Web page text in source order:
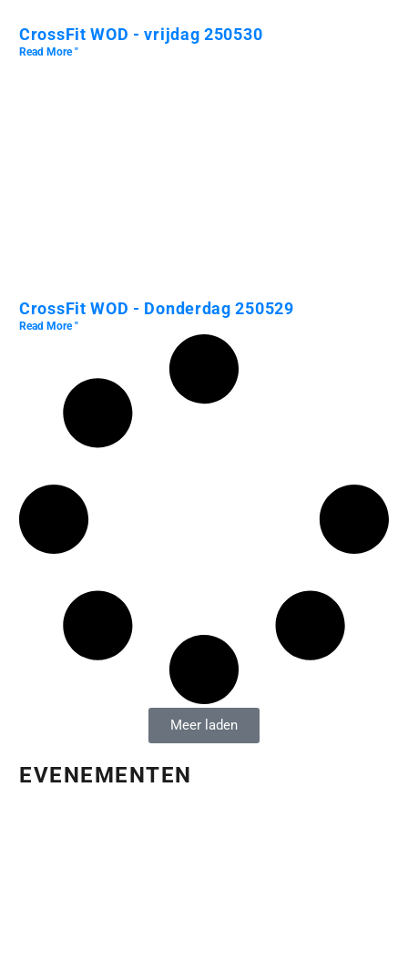
CrossFit WOD - vrijdag 250530
Read More "
CrossFit WOD - Donderdag 250529
Read More "
Meer laden
EVENEMENTEN